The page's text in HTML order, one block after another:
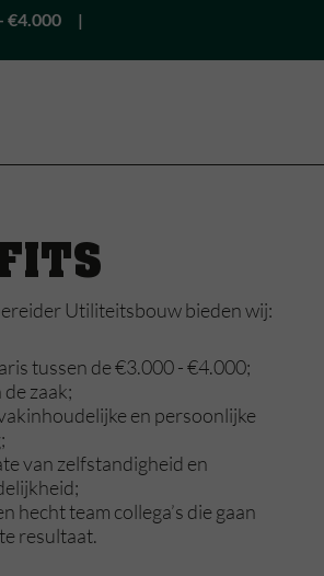
€4.000
Utiliteitsbouw bieden wij:
tussen de €3.000 - €4.000;
zaak;
en persoonlijke
van zelfstandigheid en
hecht team collega’s die gaan
resultaat.